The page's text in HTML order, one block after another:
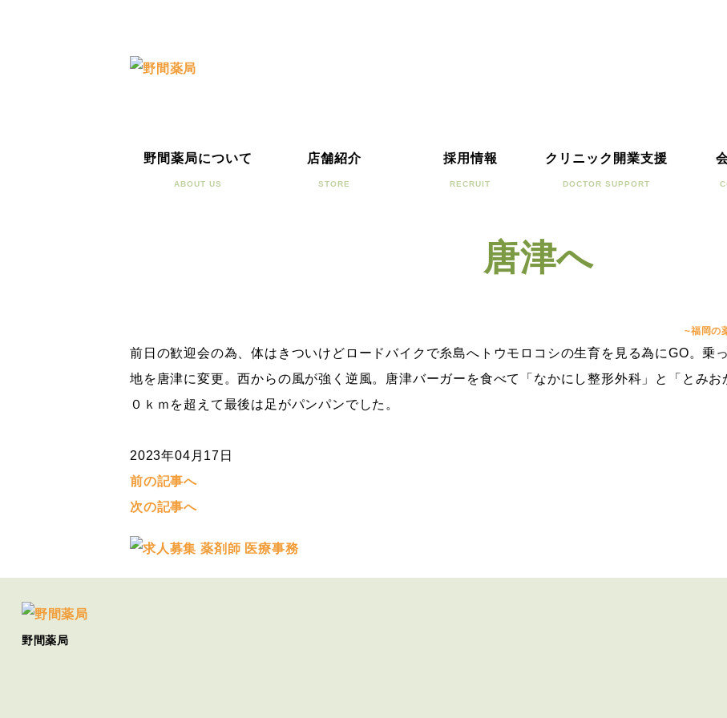
野間薬局について
ABOUT US
店舗紹介
STORE
採用情報
RECRUIT
クリニック開業支援
DOCTOR SUPPORT
唐津へ
~福岡の
前日の歓迎会の為、体はきついけどロードバイクで糸島へトウモロコシの生育を見る為にGO。乗
地を唐津に変更。西からの風が強く逆風。唐津バーガーを食べて「なかにし整形外科」と「とみ
０ｋｍを超えて最後は足がパンパンでした。
2023年04月17日
前の記事へ
次の記事へ
野間薬局